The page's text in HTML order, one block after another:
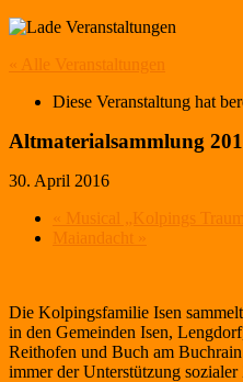
« Alle Veranstaltungen
Diese Veranstaltung hat
Altmaterialsammlung
30. April 2016
«
Musical „Kolpings
Maiandacht
»
Die Kolpingsfamilie Isen
in den Gemeinden Isen,
Reithofen und Buch am
immer der Unterstützung sozialer